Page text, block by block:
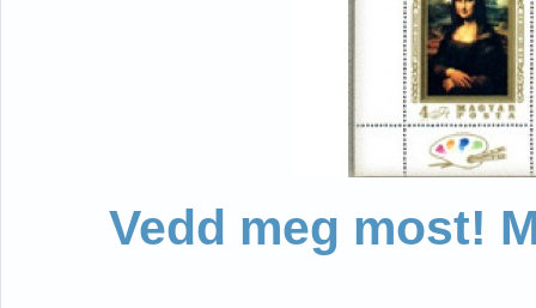
Vedd meg most!